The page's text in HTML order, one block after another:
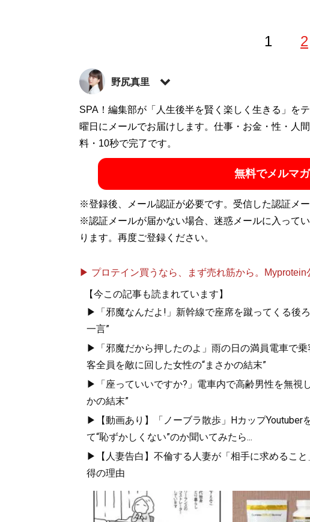
1 2
野尻真里
一般診療と訪問診療を行いながら、予防歯科の啓発
生まれ持った自分の歯で健康にかつ笑顔で暮らせる
す。X（旧Twitter）：
SPA！編集部が「人生後半を賢く楽しく生きる」を
曜日にメールでお届けします。仕事・お金・性・人
料・10秒で完了です。
無料でメルマ
※登録後、メール認証が必要です。受信した認証メ
※認証メールが届かない場合、迷惑メールに入って
ります。再度ご登録ください。
▶ プロテイン買うなら、まず売れ筋から。Myprotein
【今この記事も読まれています】
▶「邪魔なんだよ!」新幹線で座席を蹴ってくる後
一言”
▶「邪魔だから押したのよ」雨の日の満員電車で
客全員を敵に回した女性の“まさかの結末”
▶「座っていいですか?」電車内で高齢男性を無視
かの結末”
▶【動画あり】「ノーブラ散歩」HカップYoutuber
て“恥ずかしくない”のか聞いてみたら...
▶【人妻告白】不倫する人妻が「相手に求めること
得の理由